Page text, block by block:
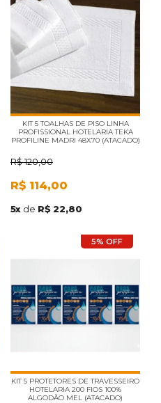
KIT 5 TOALHAS DE PISO LINHA
PROFISSIONAL HOTELARIA TEKA
PROFILINE MADRI 48X70 (ATACADO)
R$ 120,00
R$ 114,00
5x de R$ 22,80
5% OFF
KIT 5 PROTETORES DE TRAVESSEIRO
HOTELARIA 200 FIOS 100%
ALGODÃO MEL (ATACADO)